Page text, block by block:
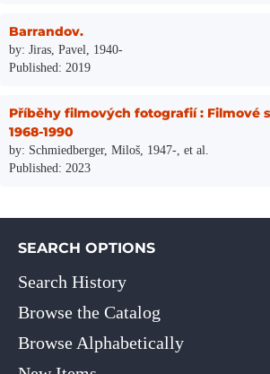
Barrandov.
by: Jiras, Pavel, 1940-
Published: 2019
Příběhy filmových fotografií : Filmové
1968-1990
by: Schmiedberger, Miloš, 1947-, et al.
Published: 2023
SEARCH OPTIONS
Search History
Browse the Catalog
Browse Alphabetically